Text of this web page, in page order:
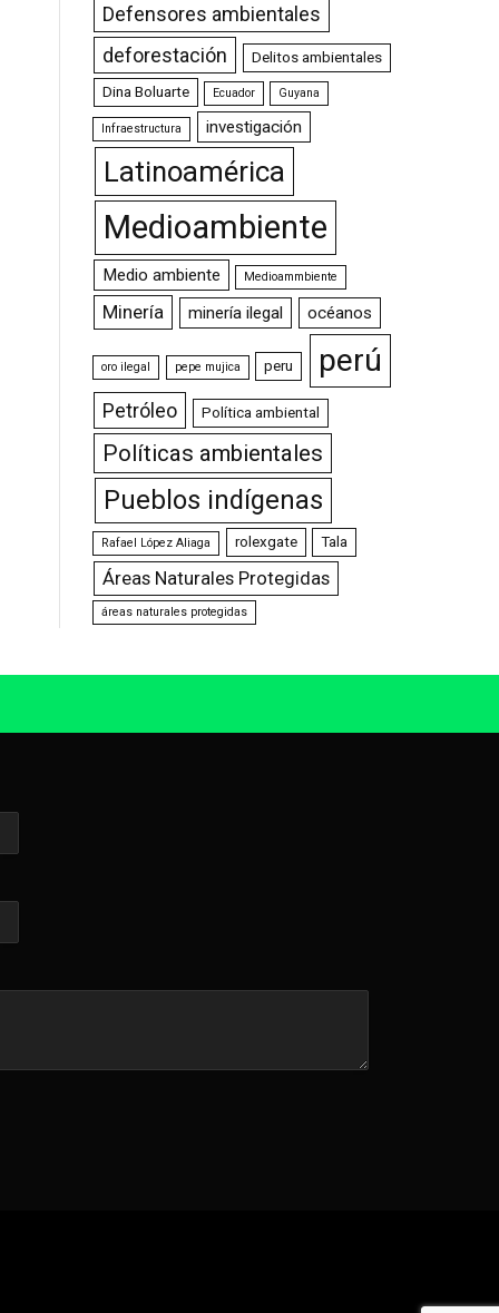
Defensores ambientales
deforestación
Delitos ambientales
Dina Boluarte Ecuador Guyana
Infraestructura investigación
Latinoamérica
Medioambiente
Medio ambiente Medioammbiente
Minería minería ilegal océanos
oro ilegal pepe mujica peru perú
Petróleo Política ambiental
Políticas ambientales
Pueblos indígenas
Rafael López Aliaga rolexgate Tala
Áreas Naturales Protegidas
áreas naturales protegidas